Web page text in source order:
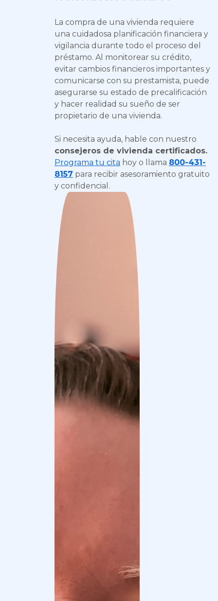
La compra de una vivienda requiere
una cuidadosa planificación financiera y
vigilancia durante todo el proceso del
préstamo. Al monitorear su crédito,
evitar cambios financieros importantes y
comunicarse con su prestamista, puede
asegurarse su estado de precalificación
y hacer realidad su sueño de ser
propietario de una vivienda.
Si necesita ayuda, hable con nuestro
consejeros de vivienda certificados.
Programa tu cita hoy o llama 800-431-
8157 para recibir asesoramiento gratuito
y confidencial.